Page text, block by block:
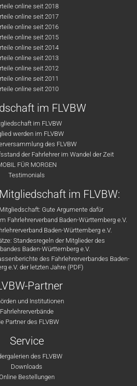
online seit 2018
online seit 2017
online seit 2016
online seit 2015
online seit 2014
online seit 2013
online seit 2012
online seit 2011
online seit 2010
im FLVBW
im FLVBW
werden im FLVBW
des FLVBW
der Fahrlehrer im Wandel der Zeit
FÜR MORGEN
Testimonials
im FLVBW:
Gute Argumente dafür
Fahrlehrerverband Baden-Württemberg e.V.
Baden-Württemberg e.V.
Standesregeln der Mitglieder des
Baden-Württemberg e.V.
des Fahrlehrerverbandes Baden-
e.V. der letzten Jahre (PDF)
Partner
und Institutionen
Fahrlehrerverbände
Partner des FLVBW
Service
des FLVBW
Downloads
Bestellungen